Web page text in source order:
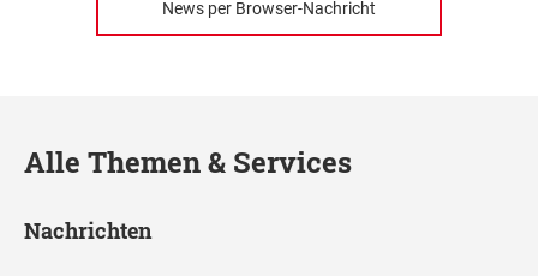
News per Browser-Nachricht
Alle Themen & Services
Nachrichten